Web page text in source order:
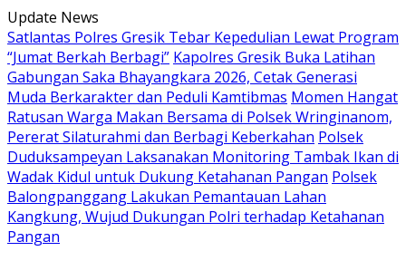
Langsung
ke
konten
Update News
Satlantas Polres Gresik Tebar Kepedulian Lewat Program
“Jumat Berkah Berbagi” Kapolres Gresik Buka Latihan
Gabungan Saka Bhayangkara 2026, Cetak Generasi
Muda Berkarakter dan Peduli Kamtibmas Momen Hangat
Ratusan Warga Makan Bersama di Polsek Wringinanom,
Pererat Silaturahmi dan Berbagi Keberkahan Polsek
Duduksampeyan Laksanakan Monitoring Tambak Ikan di
Wadak Kidul untuk Dukung Ketahanan Pangan Polsek
Balongpanggang Lakukan Pemantauan Lahan
Kangkung, Wujud Dukungan Polri terhadap Ketahanan
Pangan